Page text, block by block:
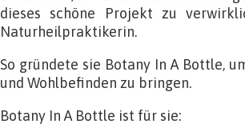
dieses schöne Projekt zu
Naturheilpraktikerin.
So gründete sie Botany In A Bottle,
und Wohlbefinden zu bringen.
Botany In A Bottle ist für sie: